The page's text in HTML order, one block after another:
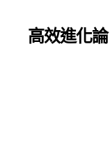
高效進化論